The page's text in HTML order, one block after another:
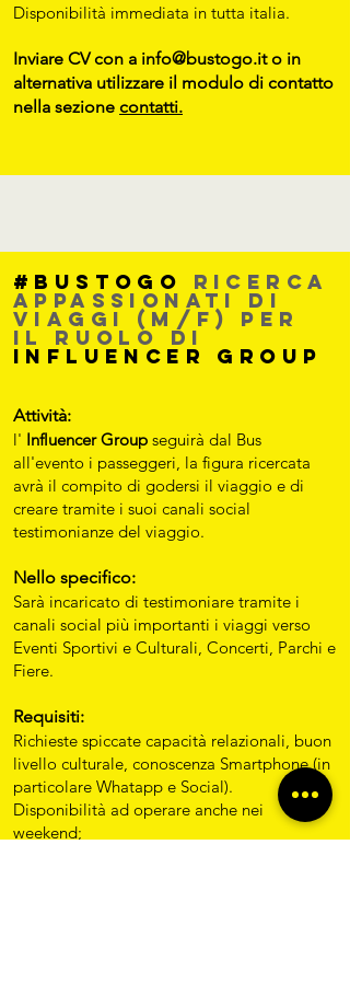
Disponibilità immediata in tutta italia.
Inviare CV con a info@bustogo.ito in
alternativa utilizzare il modulo di contatto
nella sezione contatti.
#Bustogo ricerca
appassionati di
viaggi (M/F) per
il ruolo di
iNFLUENCER gROUP
Attività:
l' Influencer Group seguirà dal Bus
all'evento i passeggeri, la figura ricercata
avrà il compito di godersi il viaggio e di
creare tramite i suoi canali social
testimonianze del viaggio.
Nello specifico:
Sarà incaricato di testimoniare tramite i
canali social più importanti i viaggi verso
Eventi Sportivi e Culturali, Concerti, Parchi e
Fiere.
Requisiti:
Richieste spiccate capacità relazionali, buon
livello culturale, conoscenza Smartphone (in
particolare Whatapp e Social).
Disponibilità ad operare anche nei
weekend;